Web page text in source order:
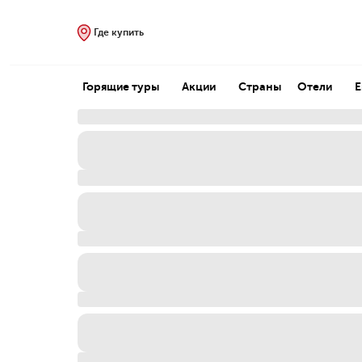
Где купить
Горящие туры Акции Страны Отели